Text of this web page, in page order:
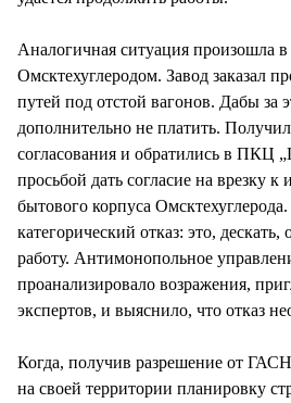
Аналогичная ситуация произошла
Омсктехуглеродом. Завод заказал
путей под отстой вагонов. Дабы за
дополнительно не платить.
согласования и обратились в ПКЦ
просьбой дать согласие на врезку к
бытового корпуса
категорический отказ: это,
работу. Антимонопольное
проанализировало возражения,
экспертов, и выяснило, что отказ
Когда, получив разрешение от
на своей территории планировку